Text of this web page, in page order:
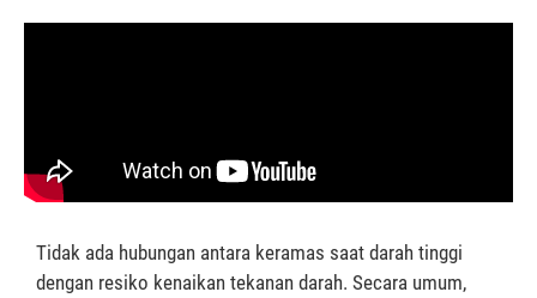
Tidak ada hubungan antara keramas saat darah tinggi
dengan resiko kenaikan tekanan darah. Secara umum,